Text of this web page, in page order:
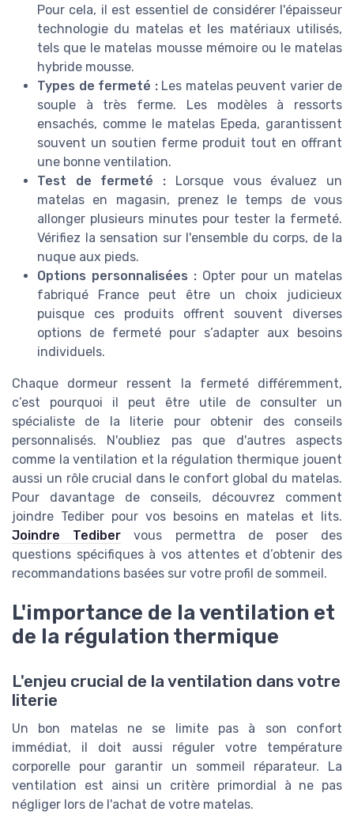
Pour cela, il est essentiel de considérer l'épaisseur
technologie du matelas et les matériaux utilisés,
tels que le matelas mousse mémoire ou le matelas
hybride mousse.
Types de fermeté :Les matelas peuvent varier de
souple à très ferme. Les modèles à ressorts
ensachés, comme le matelas Epeda, garantissent
souvent un soutien ferme produit tout en offrant
une bonne ventilation.
Test de fermeté : Lorsque vous évaluez un
matelas en magasin, prenez le temps de vous
allonger plusieurs minutes pour tester la fermeté.
Vérifiez la sensation sur l'ensemble du corps, de la
nuque aux pieds.
Options personnalisées : Opter pour un matelas
fabriqué France peut être un choix judicieux
puisque ces produits offrent souvent diverses
options de fermeté pour s’adapter aux besoins
individuels.
Chaque dormeur ressent la fermeté différemment,
c’est pourquoi il peut être utile de consulter un
spécialiste de la literie pour obtenir des conseils
personnalisés. N'oubliez pas que d'autres aspects
comme la ventilation et la régulation thermique jouent
aussi un rôle crucial dans le confort global du matelas.
Pour davantage de conseils, découvrez comment
joindre Tediber pour vos besoins en matelas et lits.
Joindre Tediber vous permettra de poser des
questions spécifiques à vos attentes et d’obtenir des
recommandations basées sur votre profil de sommeil.
L'importance de la ventilation et
de la régulation thermique
L'enjeu crucial de la ventilation dans votre
literie
Un bon matelas ne se limite pas à son confort
immédiat, il doit aussi réguler votre température
corporelle pour garantir un sommeil réparateur. La
ventilation est ainsi un critère primordial à ne pas
négliger lors de l'achat de votre matelas.